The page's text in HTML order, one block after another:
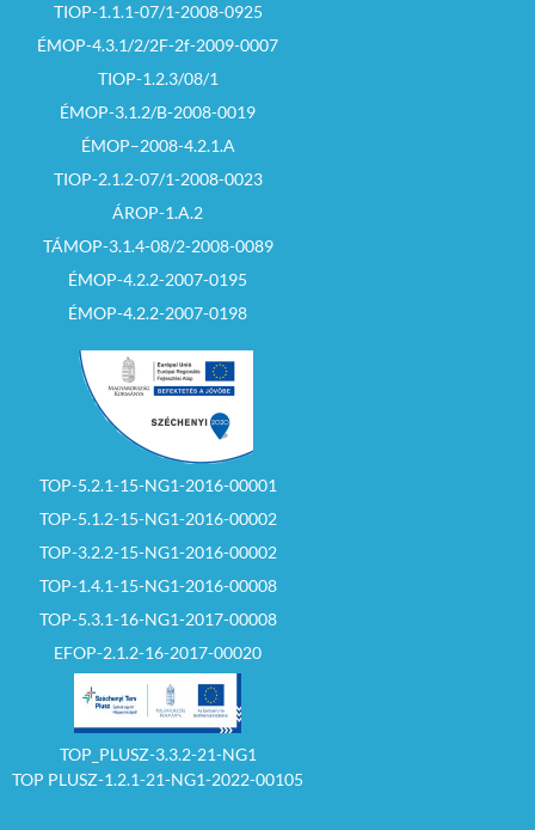
TIOP-1.1.1-07/1-2008-0925
ÉMOP-4.3.1/2/2F-2f-2009-0007
TIOP-1.2.3/08/1
ÉMOP-3.1.2/B-2008-0019
ÉMOP–2008-4.2.1.A
TIOP-2.1.2-07/1-2008-0023
ÁROP-1.A.2
TÁMOP-3.1.4-08/2-2008-0089
ÉMOP-4.2.2-2007-0195
ÉMOP-4.2.2-2007-0198
TOP-5.2.1-15-NG1-2016-00001
TOP-5.1.2-15-NG1-2016-00002
TOP-3.2.2-15-NG1-2016-00002
TOP-1.4.1-15-NG1-2016-00008
TOP-5.3.1-16-NG1-2017-00008
EFOP-2.1.2-16-2017-00020
TOP_PLUSZ-3.3.2-21-NG1
TOP PLUSZ-1.2.1-21-NG1-2022-00105